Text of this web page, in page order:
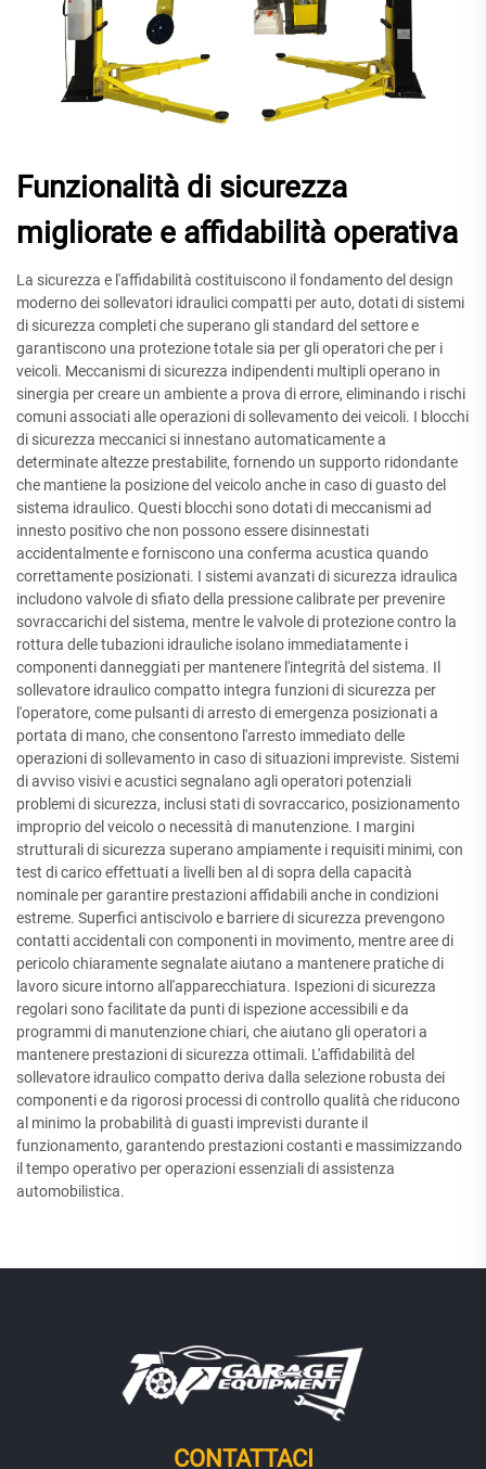
Funzionalità di sicurezza
migliorate e affidabilità operativa
La sicurezza e l'affidabilità costituiscono il fondamento del design
moderno dei sollevatori idraulici compatti per auto, dotati di sistemi
di sicurezza completi che superano gli standard del settore e
garantiscono una protezione totale sia per gli operatori che per i
veicoli. Meccanismi di sicurezza indipendenti multipli operano in
sinergia per creare un ambiente a prova di errore, eliminando i rischi
comuni associati alle operazioni di sollevamento dei veicoli. I blocchi
di sicurezza meccanici si innestano automaticamente a
determinate altezze prestabilite, fornendo un supporto ridondante
che mantiene la posizione del veicolo anche in caso di guasto del
sistema idraulico. Questi blocchi sono dotati di meccanismi ad
innesto positivo che non possono essere disinnestati
accidentalmente e forniscono una conferma acustica quando
correttamente posizionati. I sistemi avanzati di sicurezza idraulica
includono valvole di sfiato della pressione calibrate per prevenire
sovraccarichi del sistema, mentre le valvole di protezione contro la
rottura delle tubazioni idrauliche isolano immediatamente i
componenti danneggiati per mantenere l'integrità del sistema. Il
sollevatore idraulico compatto integra funzioni di sicurezza per
l'operatore, come pulsanti di arresto di emergenza posizionati a
portata di mano, che consentono l'arresto immediato delle
operazioni di sollevamento in caso di situazioni impreviste. Sistemi
di avviso visivi e acustici segnalano agli operatori potenziali
problemi di sicurezza, inclusi stati di sovraccarico, posizionamento
improprio del veicolo o necessità di manutenzione. I margini
strutturali di sicurezza superano ampiamente i requisiti minimi, con
test di carico effettuati a livelli ben al di sopra della capacità
nominale per garantire prestazioni affidabili anche in condizioni
estreme. Superfici antiscivolo e barriere di sicurezza prevengono
contatti accidentali con componenti in movimento, mentre aree di
pericolo chiaramente segnalate aiutano a mantenere pratiche di
lavoro sicure intorno all'apparecchiatura. Ispezioni di sicurezza
regolari sono facilitate da punti di ispezione accessibili e da
programmi di manutenzione chiari, che aiutano gli operatori a
mantenere prestazioni di sicurezza ottimali. L'affidabilità del
sollevatore idraulico compatto deriva dalla selezione robusta dei
componenti e da rigorosi processi di controllo qualità che riducono
al minimo la probabilità di guasti imprevisti durante il
funzionamento, garantendo prestazioni costanti e massimizzando
il tempo operativo per operazioni essenziali di assistenza
automobilistica.
CONTATTACI